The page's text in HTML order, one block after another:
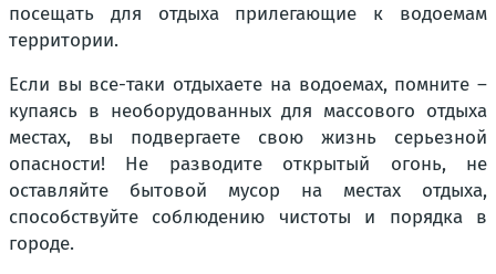
посещать для отдыха прилегающие к водоемам
территории.
Если вы все-таки отдыхаете на водоемах, помните –
купаясь в необорудованных для массового отдыха
местах, вы подвергаете свою жизнь серьезной
опасности! Не разводите открытый огонь, не
оставляйте бытовой мусор на местах отдыха,
способствуйте соблюдению чистоты и порядка в
городе.